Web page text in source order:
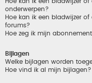
onderwerpen?
Hoe kan ik een bladwijzer
forums?
Hoe zeg ik mijn
Bijlagen
Welke bijlagen worden
Hoe vind ik al mijn bijlagen?